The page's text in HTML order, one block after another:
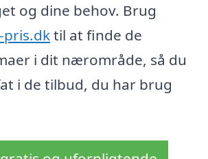
og dine behov. Brug
pris.dktil at finde de
i dit nærområde, så du
i de tilbud, du har brug